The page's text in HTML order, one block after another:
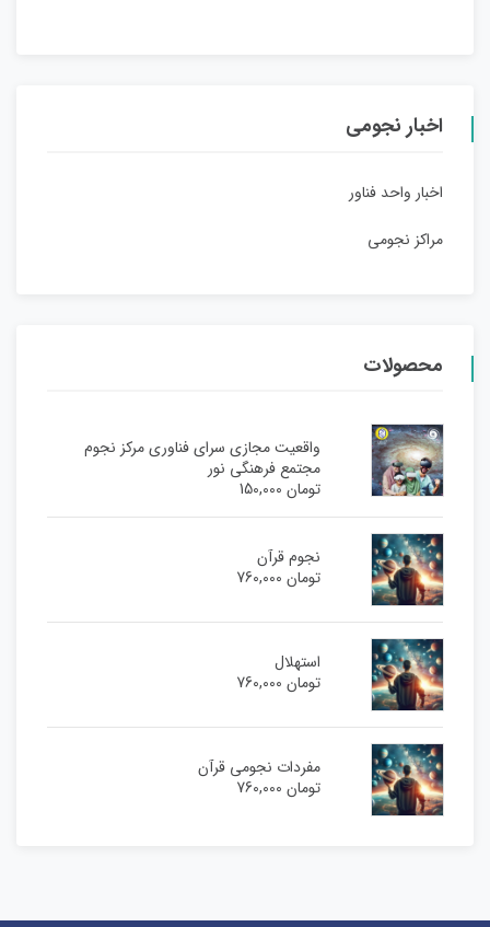
اخبار نجومی
اخبار واحد فناور
مراکز نجومی
محصولات
واقعیت مجازی سرای فناوری مرکز نجوم
مجتمع فرهنگی نور
تومان150,000
نجوم قرآن
تومان760,000
استهلال
تومان760,000
مفردات نجومی قرآن
تومان760,000